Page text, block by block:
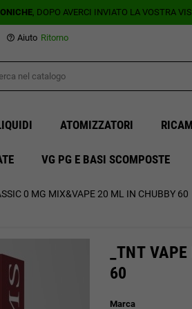
, DOPO AVERCI INVIATO LA VOSTRA
help_outline Aiuto Ritorno
ATOMIZZATORI
VG PG E BASI SCOMPOSTE
0 MG MIX&VAPE 20 ML IN CHUBBY 60
_TNT
60
Marca